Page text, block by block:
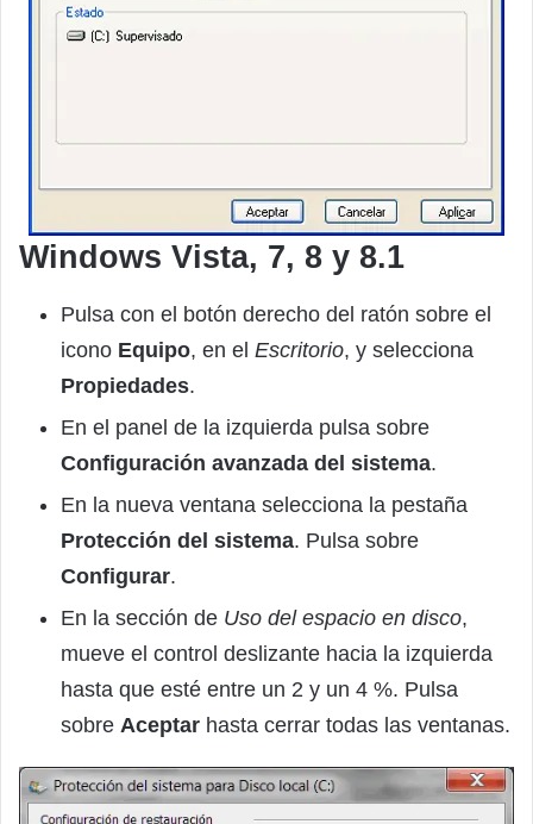
Windows Vista, 7, 8 y 8.1
Pulsa con el botón derecho del ratón sobre el
icono Equipo, en el Escritorio, y selecciona
Propiedades.
En el panel de la izquierda pulsa sobre
Configuración avanzada del sistema.
En la nueva ventana selecciona la pestaña
Protección del sistema. Pulsa sobre
Configurar.
En la sección de Uso del espacio en disco,
mueve el control deslizante hacia la izquierda
hasta que esté entre un 2 y un 4 %. Pulsa
sobre Aceptar hasta cerrar todas las ventanas.